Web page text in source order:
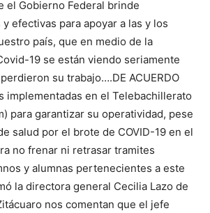
el Gobierno Federal brinde
efectivas para apoyar a las y los
país, que en medio de la
19 se están viendo seriamente
su trabajo….DE ACUERDO
implementadas en el Telebachillerato
para garantizar su operatividad, pese
salud por el brote de COVID-19 en el
no frenar ni retrasar tramites
y alumnas pertenecientes a este
la directora general Cecilia Lazo de
nos comentan que el jefe